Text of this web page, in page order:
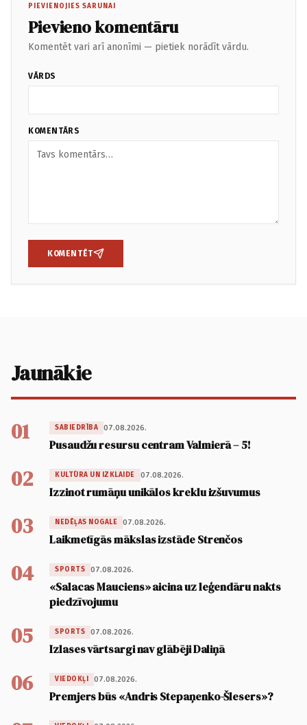
PIEVIENOJIES SARUNAI
Pievieno komentāru
Komentēt vari arī anonīmi — pietiek norādīt vārdu.
VĀRDS
KOMENTĀRS
KOMENTĒT
Jaunākie
01 SABIEDRĪBA 07.08.2026.
Pusaudžu resursu centram Valmierā – 5!
02 KULTŪRA UN IZKLAIDE 07.08.2026.
Izzinot rumāņu unikālos kreklu izšuvumus
03 NEDĒĻAS NOGALE 07.08.2026.
Laikmetīgās mākslas izstāde Strenčos
04 SPORTS 07.08.2026.
«Salacas Mauciens» aicina uz leģendāru nakts
piedzīvojumu
05 SPORTS 07.08.2026.
Izlases vārtsargi nav glābēji Daliņā
06 VIEDOKĻI 07.08.2026.
Premjers būs «Andris Stepaņenko-Šlesers»?